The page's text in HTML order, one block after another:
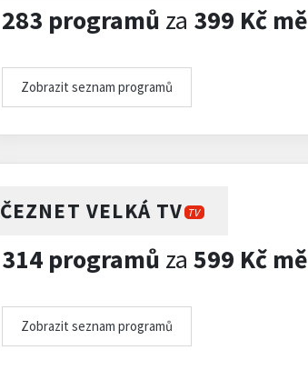
283 programů za 399 Kč
Zobrazit seznam programů
ČEZNET VELKÁ TV TV
314 programů za 599 Kč
Zobrazit seznam programů